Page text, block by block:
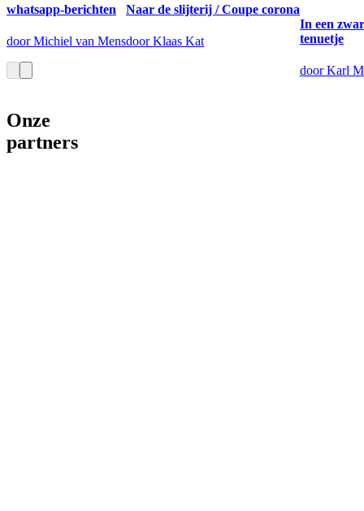
whatsapp-berichten
door Michiel van Mens
Naar de slijterij / Coupe corona
door Klaas Kat
In een
tenuetje
door Karl
Onze
partners